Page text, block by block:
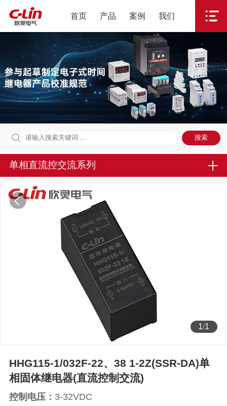
首页 产品 案例 我们
单相直流控交流系列
1/1
HHG115-1/032F-22、38 1-2Z(SSR-DA)单
相固体继电器(直流控制交流)
控制电压： 3-32VDC